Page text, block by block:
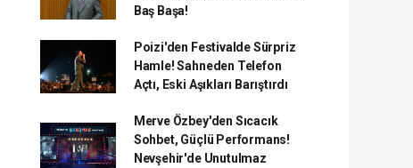
Baş Başa!
Poizi'den Festivalde Sürpriz
Hamle! Sahneden Telefon
Açtı, Eski Aşıkları Barıştırdı
Merve Özbey'den Sıcacık
Sohbet, Güçlü Performans!
Nevşehir'de Unutulmaz